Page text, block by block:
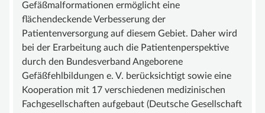
Gefäßmalformationen ermöglicht eine
flächendeckende Verbesserung der
Patientenversorgung auf diesem Gebiet. Daher wird
bei der Erarbeitung auch die Patientenperspektive
durch den Bundesverband Angeborene
Gefäßfehlbildungen e. V. berücksichtigt sowie eine
Kooperation mit 17 verschiedenen medizinischen
Fachgesellschaften aufgebaut (Deutsche Gesellschaft